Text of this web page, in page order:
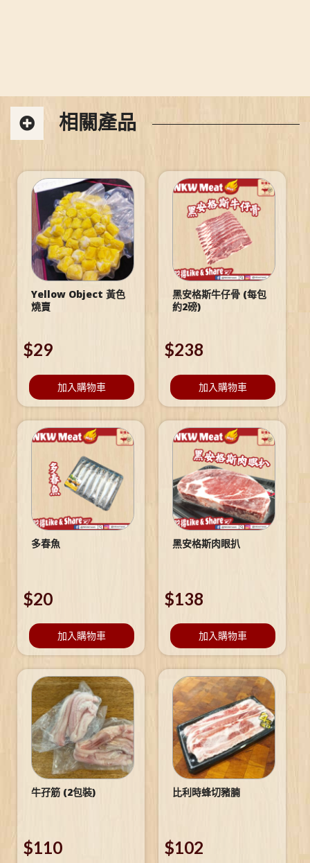
相關產品
Yellow Object 黃色
燒賣
$29
加入購物車
黑安格斯牛仔骨 (每包
約2磅)
$238
加入購物車
多春魚
$20
加入購物車
黑安格斯肉眼扒
$138
加入購物車
牛孖筋 (2包裝)
$110
比利時蜂切豬腩
$102